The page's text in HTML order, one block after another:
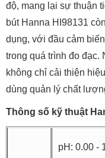
độ, mang lại sự thuận
bút Hanna HI98131
dụng, với đầu cảm
trong quá trình đo đạc.
không chỉ cải thiện
dùng quản lý chất
Thông số kỹ thuật
pH: 0.00 -